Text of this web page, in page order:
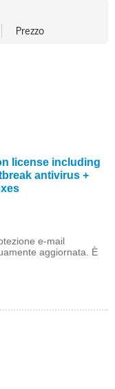
license including
antivirus +
e-mail
aggiornata. È